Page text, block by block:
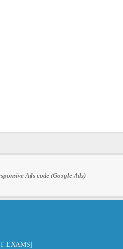
Ads code (Google Ads)
EXAMS]